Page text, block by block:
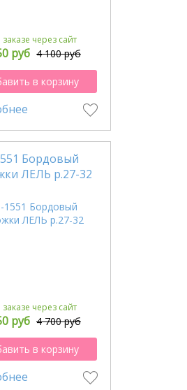
через сайт
руб 4 100 руб
в корзину
Бордовый
ЛЕЛЬ р.27-32
через сайт
руб 4 700 руб
в корзину